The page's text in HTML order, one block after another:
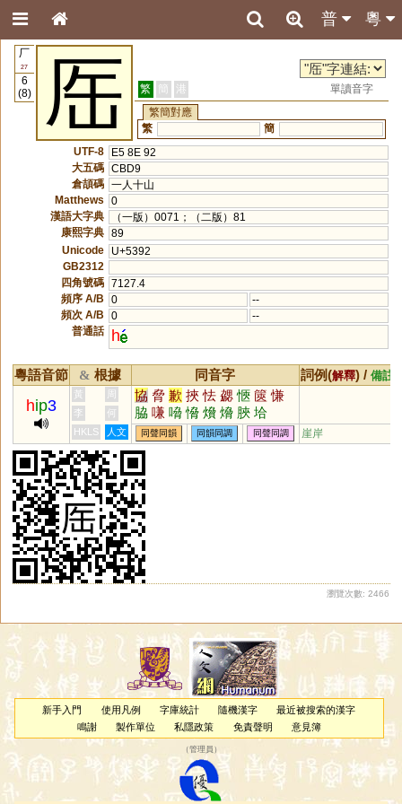
粵
普
厂
27
6
(8)
厒 繁 簡 港
單讀音字
繁簡對應
繁
簡
UTF-8
E5 8E 92
大五碼 CBD9
倉頡碼 一人十山
Matthews
0
漢語大字典
（一版）0071；（二版）81
康熙字典 89
Unicode
U+5392
GB2312
四角號碼 7127.4
頻序 A/B
0
--
頻次 A/B
0
--
普通話
h
粵語音節 & 根據 同音字 詞例(解釋) / 備註
hip3
黃 周 協 脅 歉 挾 怯 勰 愜 篋 慊
脇 嗛 嗋 愶 燲 熁 脥 垥
李
何
HKLS
人文 同聲同韻 同韻同調 同聲同調 崖岸
瀏覽次數: 2466
新手入門 使用凡例 字庫統計 隨機漢字
最近被搜索的漢字
鳴謝
製作單位 私隱政策 免責聲明 意見簿
（管理員 ）